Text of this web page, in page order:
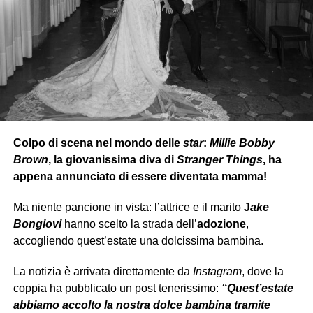
Una parola che, per Grignanimodifica totalmente
senso del brano .
L’etichetta Warner Chappell Music Italiana haallora
esortatole partia un accordo pacifico
per poter
arrivare ad una chiusura cordiale della faccenda.
Colpo di scena nel mondo delle star: Millie Bobby
Brown, la giovanissima diva di Stranger Things, ha
appena annunciato di essere diventata mamma!
Ma niente pancione in vista: l’attrice e il marito Jake
Bongiovihanno scelto la strada dell’adozione,
accogliendo quest’estate una dolcissima bambina.
La notizia è arrivata direttamente da Instagram, dove la
coppia ha pubblicato un post tenerissimo: “Quest’estate
abbiamo accolto la nostra dolce bambina tramite